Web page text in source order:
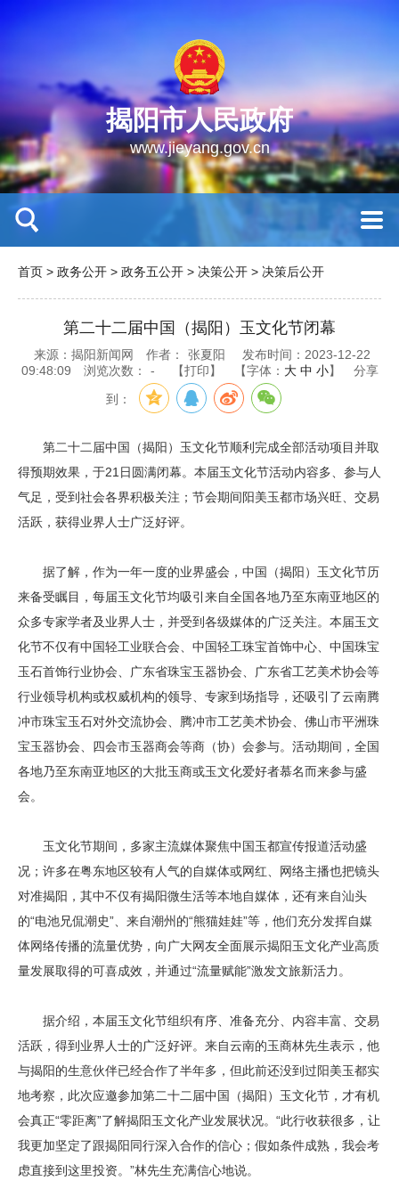
揭阳市人民政府
www.jieyang.gov.cn
首页 > 政务公开 > 政务五公开 > 决策公开 > 决策后公开
第二十二届中国（揭阳）玉文化节闭幕
来源：揭阳新闻网 作者： 张夏阳
发布时间：2023-12-22
09:48:09
浏览次数： - 【打印】 【字体： 大 中 小】 分享
到：
第二十二届中国（揭阳）玉文化节顺利完成全部活动项目并取
得预期效果，于21日圆满闭幕。本届玉文化节活动内容多、参与人
气足，受到社会各界积极关注；节会期间阳美玉都市场兴旺、交易
活跃，获得业界人士广泛好评。
据了解，作为一年一度的业界盛会，中国（揭阳）玉文化节历
来备受瞩目，每届玉文化节均吸引来自全国各地乃至东南亚地区的
众多专家学者及业界人士，并受到各级媒体的广泛关注。本届玉文
化节不仅有中国轻工业联合会、中国轻工珠宝首饰中心、中国珠宝
玉石首饰行业协会、广东省珠宝玉器协会、广东省工艺美术协会等
行业领导机构或权威机构的领导、专家到场指导，还吸引了云南腾
冲市珠宝玉石对外交流协会、腾冲市工艺美术协会、佛山市平洲珠
宝玉器协会、四会市玉器商会等商（协）会参与。活动期间，全国
各地乃至东南亚地区的大批玉商或玉文化爱好者慕名而来参与盛
会。
玉文化节期间，多家主流媒体聚焦中国玉都宣传报道活动盛
况；许多在粤东地区较有人气的自媒体或网红、网络主播也把镜头
对准揭阳，其中不仅有揭阳微生活等本地自媒体，还有来自汕头
的“电池兄侃潮史”、来自潮州的“熊猫娃娃”等，他们充分发挥自媒
体网络传播的流量优势，向广大网友全面展示揭阳玉文化产业高质
量发展取得的可喜成效，并通过“流量赋能”激发文旅新活力。
据介绍，本届玉文化节组织有序、准备充分、内容丰富、交易
活跃，得到业界人士的广泛好评。来自云南的玉商林先生表示，他
与揭阳的生意伙伴已经合作了半年多，但此前还没到过阳美玉都实
地考察，此次应邀参加第二十二届中国（揭阳）玉文化节，才有机
会真正“零距离”了解揭阳玉文化产业发展状况。“此行收获很多，让
我更加坚定了跟揭阳同行深入合作的信心；假如条件成熟，我会考
虑直接到这里投资。”林先生充满信心地说。